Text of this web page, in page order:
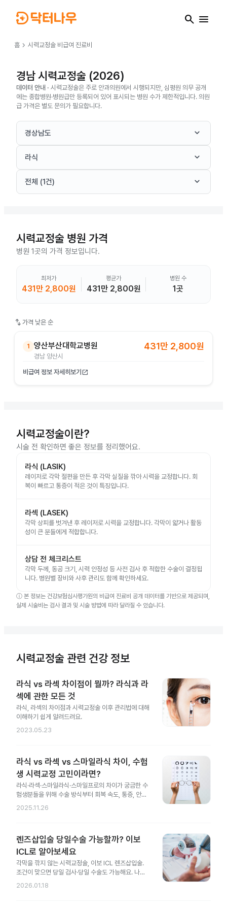
search menu
홈 chevron_right 시력교정술 비급여 진료비
경남 시력교정술 (2026)
데이터 안내 · 시력교정술은 주로 안과의원에서 시행되지만, 심평원 의무 공개
에는 종합병원·병원급만 등록되어 있어 표시되는 병원 수가 제한적입니다. 의원
급 가격은 별도 문의가 필요합니다.
경상남도 keyboard_arrow_down
라식 keyboard_arrow_down
전체 (1건) keyboard_arrow_down
시력교정술 병원 가격
병원 1곳의 가격 정보입니다.
최저가
431만 2,800원
평균가
431만 2,800원
병원 수
1곳
swap_vert 가격 낮은 순
1 양산부산대학교병원
경남 양산시
431만 2,800원
비급여 정보 자세히보기 open_in_new
시력교정술이란?
시술 전 확인하면 좋은 정보를 정리했어요.
라식 (LASIK)
레이저로 각막 절편을 만든 후 각막 실질을 깎아 시력을 교정합니다. 회
복이 빠르고 통증이 적은 것이 특징입니다.
라섹 (LASEK)
각막 상피를 벗겨낸 후 레이저로 시력을 교정합니다. 각막이 얇거나 활동
성이 큰 분들에게 적합합니다.
상담 전 체크리스트
각막 두께, 동공 크기, 시력 안정성 등 사전 검사 후 적합한 수술이 결정됩
니다. 병원별 장비와 사후 관리도 함께 확인하세요.
ⓘ 본 정보는 건강보험심사평가원의 비급여 진료비 공개 데이터를 기반으로 제공되며,
실제 시술비는 검사 결과 및 시술 방법에 따라 달라질 수 있습니다.
시력교정술 관련 건강 정보
라식 vs 라섹 차이점이 뭘까? 라식과 라
섹에 관한 모든 것
라식, 라섹의 차이점과 시력교정술 이후 관리법에 대해
이해하기 쉽게 알려드려요.
2023.05.23
라식 vs 라섹 vs 스마일라식 차이, 수험
생 시력교정 고민이라면?
라식·라섹·스마일라식·스마일프로의 차이가 궁금한 수
험생분들을 위해 수술 방식부터 회복 속도, 통증, 안전
성 차이까지 한 번에 정리했어요.
2025.11.26
렌즈삽입술 당일수술 가능할까? 이보
ICL로 알아보세요
각막을 깎지 않는 시력교정술, 이보 ICL 렌즈삽입술.
조건이 맞으면 당일 검사·당일 수술도 가능해요. 나에
게도 가능한지 지금 확인해 보세요.
2026.01.18